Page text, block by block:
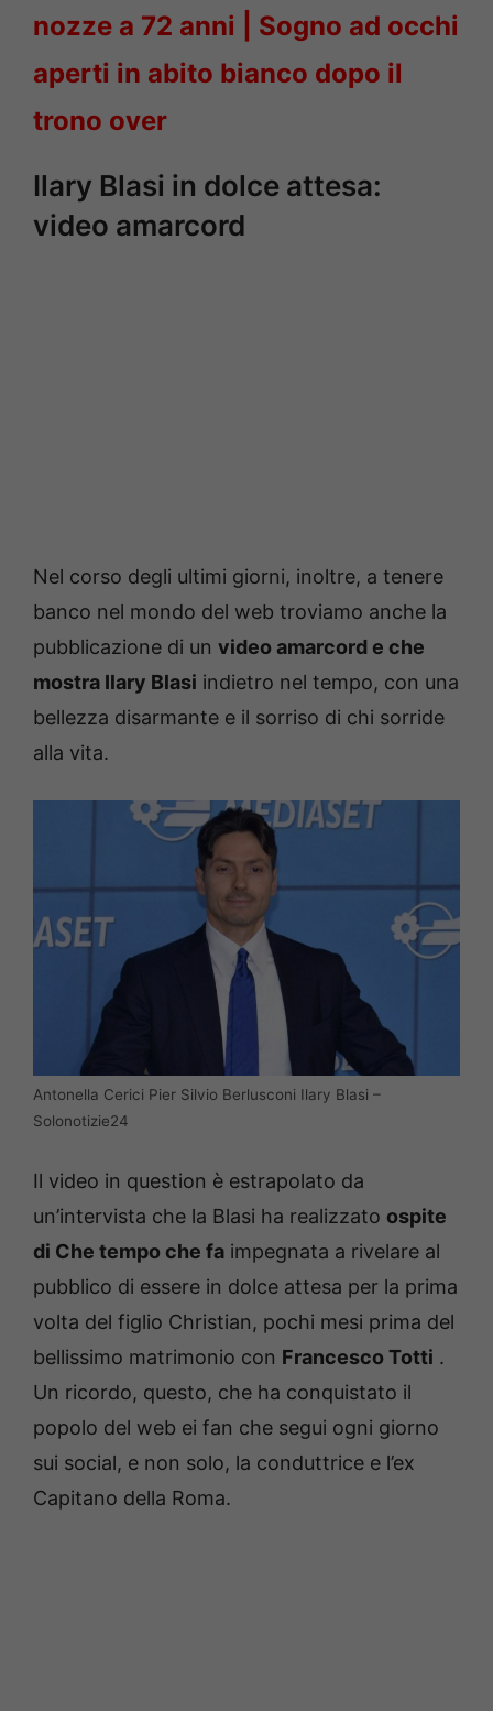
nozze a 72 anni | Sogno ad occhi
aperti in abito bianco dopo il
trono over
Ilary Blasi in dolce attesa:
video amarcord
Nel corso degli ultimi giorni, inoltre, a tenere
banco nel mondo del web troviamo anche la
pubblicazione di un video amarcord e che
mostra Ilary Blasi indietro nel tempo, con una
bellezza disarmante e il sorriso di chi sorride
alla vita.
Antonella Cerici Pier Silvio Berlusconi Ilary Blasi –
Solonotizie24
Il video in question è estrapolato da
un’intervista che la Blasi ha realizzato ospite
di Che tempo che fa impegnata a rivelare al
pubblico di essere in dolce attesa per la prima
volta del figlio Christian, pochi mesi prima del
bellissimo matrimonio con Francesco Totti .
Un ricordo, questo, che ha conquistato il
popolo del web ei fan che segui ogni giorno
sui social, e non solo, la conduttrice e l’ex
Capitano della Roma.